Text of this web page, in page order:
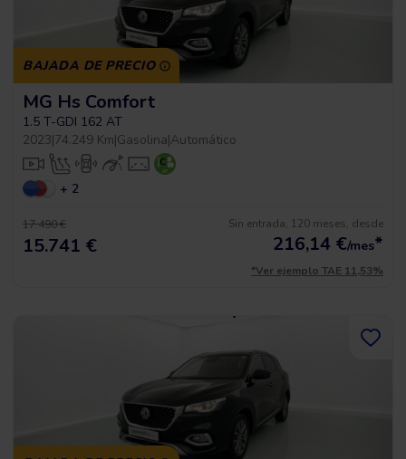
BAJADA DE PRECIO
MG Hs Comfort
1.5 T-GDI 162 AT
2023|74.249 Km|Gasolina|Automático
+ 2
17.490 €
15.741 €
Sin entrada, 120 meses, desde
216,14 €/mes*
*Ver ejemplo TAE 11,53%